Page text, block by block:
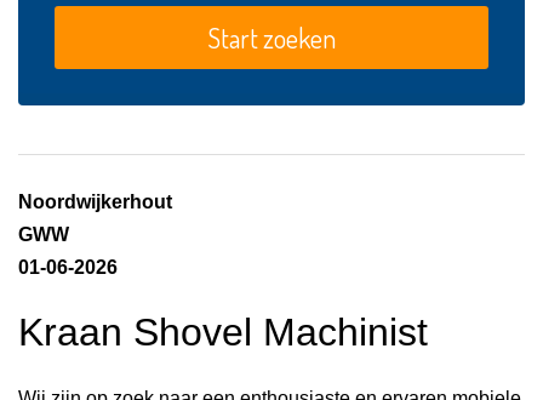
Noordwijkerhout
GWW
01-06-2026
Kraan Shovel Machinist